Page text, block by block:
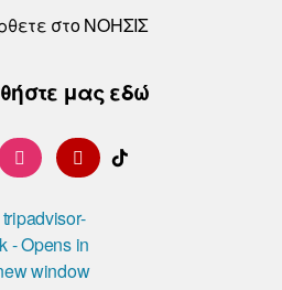
στο ΝΟΗΣΙΣ
μας εδώ